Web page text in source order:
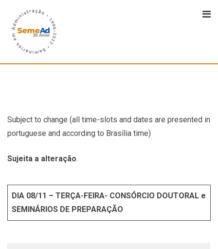
Subject to change (all time-slots and dates are presented in
portuguese and according to Brasília time)
Sujeita a alteração.
DIA 08/11 – TERÇA-FEIRA- CONSÓRCIO DOUTORAL e
SEMINÁRIOS DE PREPARAÇÃO